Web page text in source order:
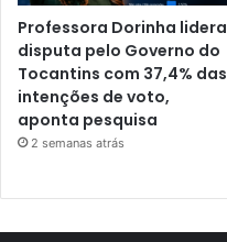
Professora Dorinha lidera
disputa pelo Governo do
Tocantins com 37,4% das
intenções de voto,
aponta pesquisa
2 semanas atrás